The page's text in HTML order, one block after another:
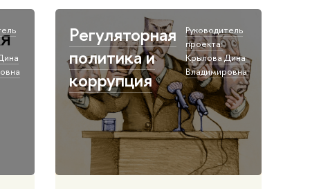
Регуляторная
политика и
коррупция
Руководитель
проекта:
Крылова Дина
Владимировна